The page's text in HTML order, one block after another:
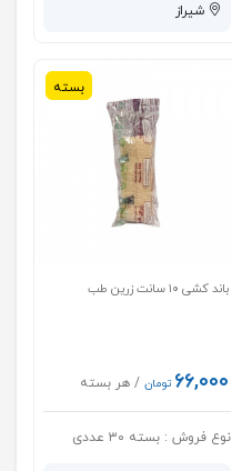
شیراز
بسته
باند کشی ۱۰ سانت زرین طب
۶۶,۰۰۰ تومان / هر بسته
نوع فروش : بسته ۳۰ عددی